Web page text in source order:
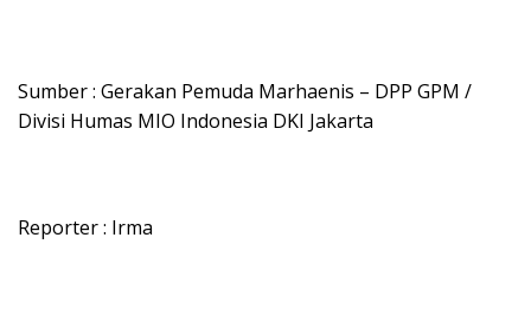
Sumber : Gerakan Pemuda Marhaenis – DPP GPM /
Divisi Humas MIO Indonesia DKI Jakarta
Reporter : Irma